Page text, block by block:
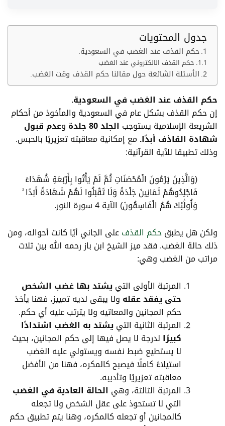
جدول المحتويات
حكم القذف عند الغضب في السعودية.
حكم القذف الالكتروني عند الغضب
الأسئلة الشائعة حول مقالنا حكم القذف وقت الغضب.
حكم القذف عند الغضب في السعودية.
إن حكم القذف بشكل عام في السعودية والمأخوذ من أحكام
الشريعة الإسلامية يستوجب الجلد 80 جلدة وعدم قبول
شهادة القاذف أبدًا.مع إمكانية معاقبته تعزيريًا بالحبس.
وذلك تطبيقا للآية القرآنية:
(وَالَّذِينَ يَرْمُونَ الْمُحْصَنَاتِ ثُمَّ لَمْ يَأْتُوا بِأَرْبَعَةِ شُهَدَاءَ
فَاجْلِدُوهُمْ ثَمَانِينَ جَلْدَةً وَلَا تَقْبَلُوا لَهُمْ شَهَادَةً أَبَدًا ۚ
وَأُولَٰئِكَ هُمُ الْفَاسِقُونَ) الآية 4 سورة النور.
ولكن هل يطبقحكم القذفعلى الجاني أيًا كانت أحواله، ومن
ذلك حالة الغضب. فقدميز الشيخ ابن باز رحمه الله بين ثلاث
مراتب من الغضب وهي:
المرتبة الأولى التييشتد بها غضب الشخص
حتى يفقد عقله ولا يبقى لديه تمييز، فهنا يأخذ
حكم المجانين والمعاتيه ولا يترتب عليه أي حكم.
المرتبة الثانية التييشتد به الغضب اشتدادًا
كبيرًا لدرجة لا يصل فيها إلى حكم المجانين، بحيث
لا يستطيع ضبط نفسه ويستولي عليه الغضب
استيلاءً كاملًا فيصبح كالمكره، فهنا من الأفضل
معاقبته تعزيريًا وتأديبه.
المرتبة الثالثة، وهي الحالة العادية في الغضب
التي لا تستحوذ على عقل الشخص ولا تجعله
كالمجانين أو تجعله كالمكره، وهنا يتم تطبيق حكم